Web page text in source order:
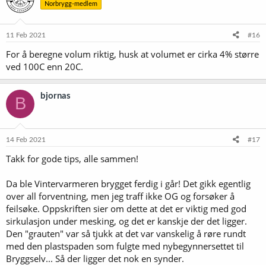
Norbrygg-medlem
11 Feb 2021 #16
For å beregne volum riktig, husk at volumet er cirka 4% større
ved 100C enn 20C.
B bjornas
14 Feb 2021 #17
Takk for gode tips, alle sammen!
Da ble Vintervarmeren brygget ferdig i går! Det gikk egentlig
over all forventning, men jeg traff ikke OG og forsøker å
feilsøke. Oppskriften sier om dette at det er viktig med god
sirkulasjon under mesking, og det er kanskje der det ligger.
Den "grauten" var så tjukk at det var vanskelig å røre rundt
med den plastspaden som fulgte med nybegynnersettet til
Bryggselv... Så der ligger det nok en synder.